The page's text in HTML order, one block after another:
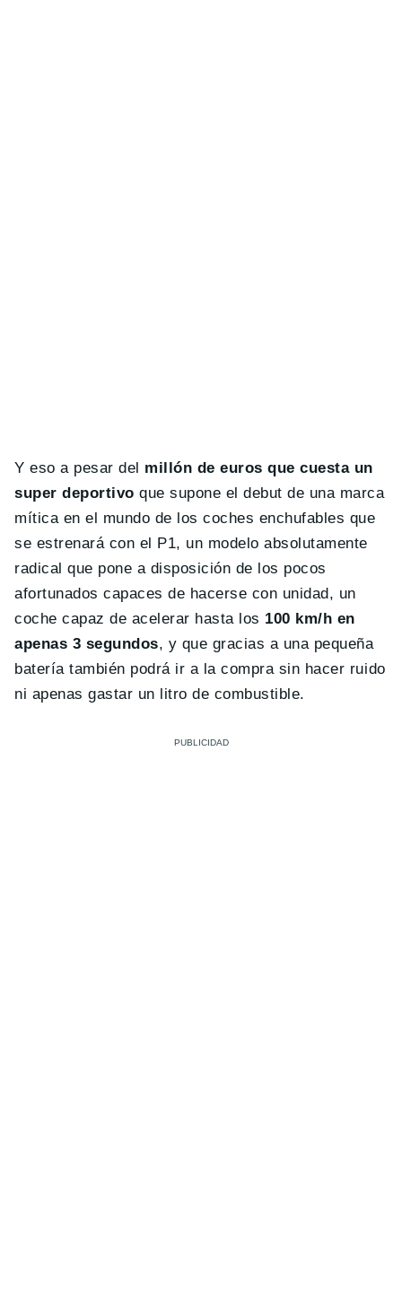
Y eso a pesar del millón de euros que cuesta un
super deportivo que supone el debut de una marca
mítica en el mundo de los coches enchufables que
se estrenará con el P1, un modelo absolutamente
radical que pone a disposición de los pocos
afortunados capaces de hacerse con unidad, un
coche capaz de acelerar hasta los 100 km/h en
apenas 3 segundos, y que gracias a una pequeña
batería también podrá ir a la compra sin hacer ruido
ni apenas gastar un litro de combustible.